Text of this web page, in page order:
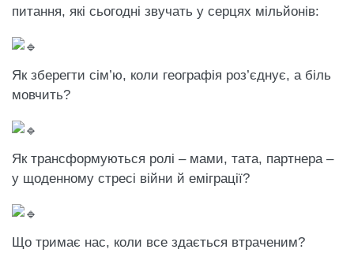
питання, які сьогодні звучать у серцях мільйонів:
Як зберегти сім’ю, коли географія роз’єднує, а біль
мовчить?
Як трансформуються ролі – мами, тата, партнера –
у щоденному стресі війни й еміграції?
Що тримає нас, коли все здається втраченим?